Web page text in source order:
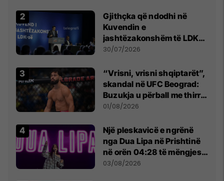
Gjithçka që ndodhi në
Kuvendin e
jashtëzakonshëm të LDK-
së
30/07/2026
“Vrisni, vrisni shqiptarët”,
skandal në UFC Beograd:
Buzukja u përball me thirrje
anti-shqiptare nga
01/08/2026
Një pleskavicë e ngrënë
nga Dua Lipa në Prishtinë
në orën 04:28 të mëngjesit
- dhe bota digjitale serbe
03/08/2026